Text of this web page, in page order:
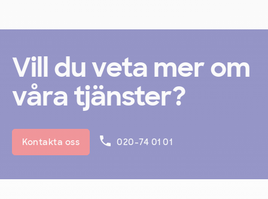
Vill du veta mer om
våra tjänster?
Kontakta oss 020-74 01 01